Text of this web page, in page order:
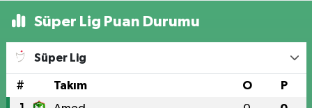
Süper Lig Puan Durumu
Süper Lig
# Takım O P